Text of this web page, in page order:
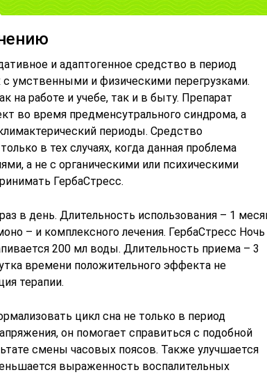
и адаптогенное средство в период
умственными и физическими перегрузками.
на работе и учебе, так и в быту. Препарат
во время предменсутрального синдрома, а
периоды. Средство
в тех случаях, когда данная проблема
а не с органическими или психическими
ГербаСтресс.
в день. Длительность использования – 1
– и комплексного лечения. ГербаСтресс Ночь
200 мл воды. Длительность приема – 3
времени положительного эффекта не
терапии.
цикл сна не только в период
он помогает справиться с подобной
смены часовых поясов. Также улучшается
выраженность воспалительных